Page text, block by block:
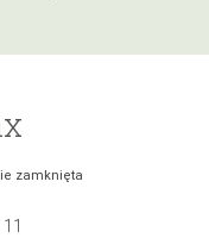
zamknięta